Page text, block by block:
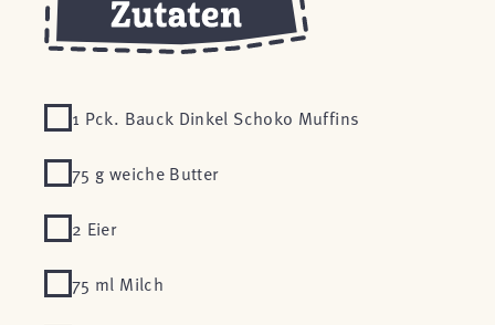
1 Pck. Bauck Dinkel Schoko Muffins
75 g weiche Butter
2 Eier
75 ml Milch